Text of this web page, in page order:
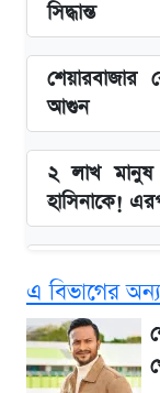
সিদ্ধান্ত
শেয়ারবাজার
আগুন
২ লাখ মানুষ
হাসিনাকে!
Redmi K80
বাংলাদেশ
এ বিভাগের